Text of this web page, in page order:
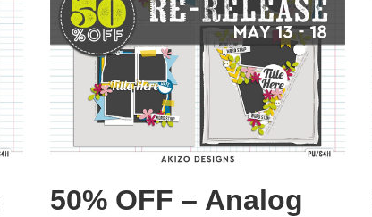
50% OFF – Analog